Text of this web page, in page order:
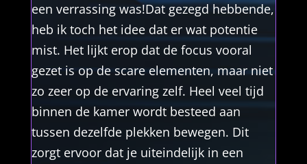
een verrassing was!Dat gezegd hebbende,
heb ik toch het idee dat er wat potentie
mist. Het lijkt erop dat de focus vooral
gezet is op de scare elementen, maar niet
zo zeer op de ervaring zelf. Heel veel tijd
binnen de kamer wordt besteed aan
tussen dezelfde plekken bewegen. Dit
zorgt ervoor dat je uiteindelijk in een